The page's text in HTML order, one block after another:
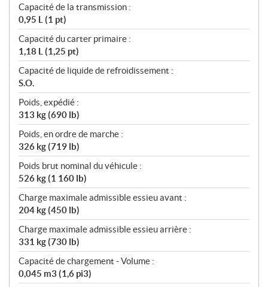
Capacité de la transmission :
0,95 L (1 pt)
Capacité du carter primaire :
1,18 L (1,25 pt)
Capacité de liquide de refroidissement :
S.O.
Poids, expédié :
313 kg (690 lb)
Poids, en ordre de marche :
326 kg (719 lb)
Poids brut nominal du véhicule :
526 kg (1 160 lb)
Charge maximale admissible essieu avant :
204 kg (450 lb)
Charge maximale admissible essieu arrière :
331 kg (730 lb)
Capacité de chargement - Volume :
0,045 m3 (1,6 pi3)